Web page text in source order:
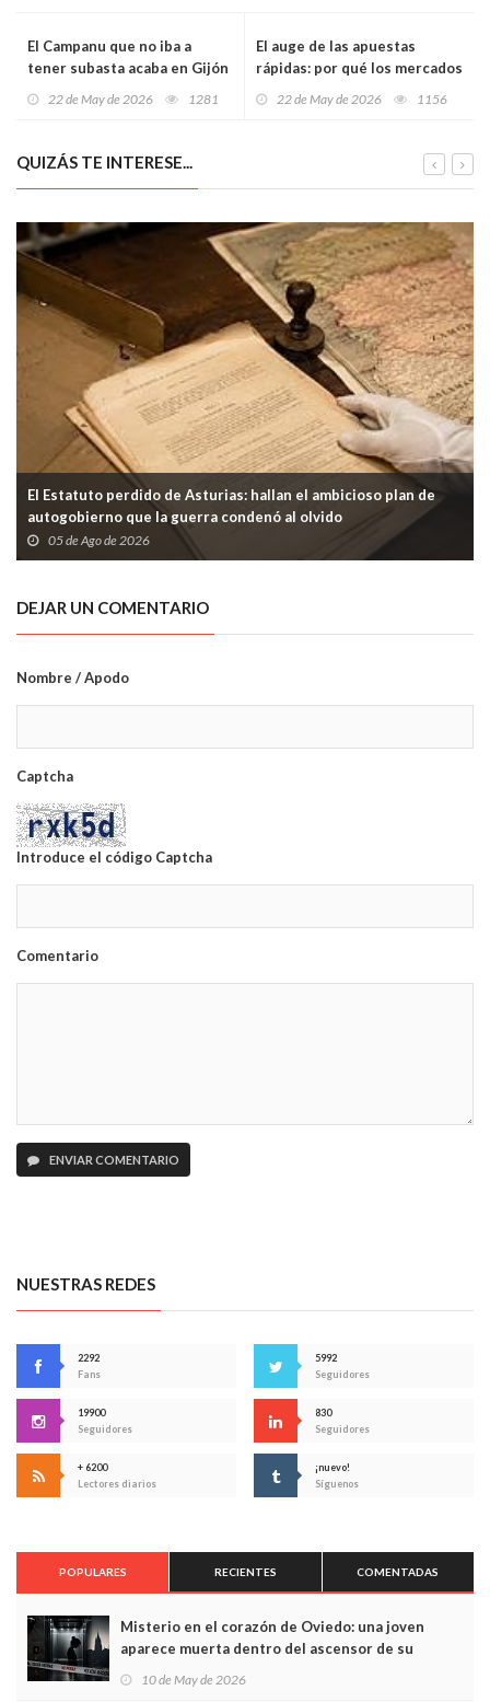
El Campanu que no iba a
tener subasta acaba en Gijón
22 de May de 2026 1281
El auge de las apuestas
rápidas: por qué los mercados
cambiando el juego online
22 de May de 2026 1156
QUIZÁS TE INTERESE...
El Estatuto perdido de Asturias: hallan el ambicioso plan de
autogobierno que la guerra condenó al olvido
05 de Ago de 2026
DEJAR UN COMENTARIO
Nombre / Apodo
Captcha
Introduce el código Captcha
Comentario
ENVIAR COMENTARIO
NUESTRAS REDES
2292
Fans
5992
Seguidores
19900
Seguidores
830
Seguidores
+ 6200
Lectores diarios
¡nuevo!
Síguenos
POPULARES RECIENTES COMENTADAS
Misterio en el corazón de Oviedo: una joven
aparece muerta dentro del ascensor de su
edificio y las cámaras captan sus últimos minutos
10 de May de 2026